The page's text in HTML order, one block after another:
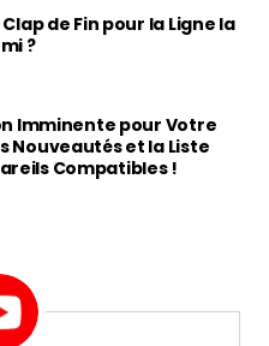
de Fin pour la Ligne la
?
Imminente pour Votre
Nouveautés et la Liste
Compatibles !